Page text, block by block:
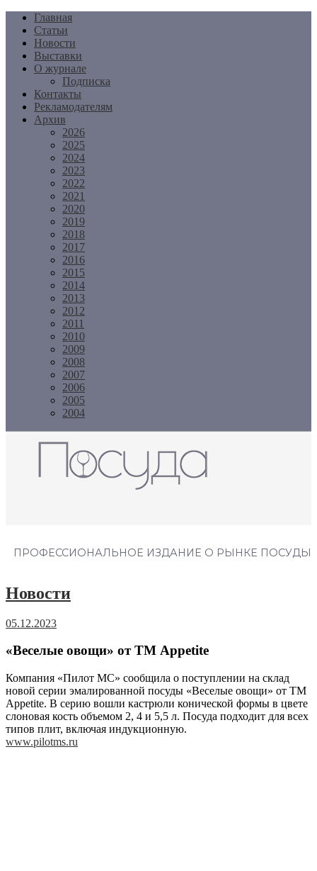
Перейти
содержимому
Главная
Статьи
Новости
Выставки
О журнале
Подписка
Контакты
Рекламодателям
Архив
2026
2025
2024
2023
2022
2021
2020
2019
2018
2017
2016
2015
2014
2013
2012
2011
2010
2009
2008
2007
2006
2005
2004
ПРОФЕССИОНАЛЬНОЕ ИЗДАНИЕ О РЫНКЕ ПОСУДЫ
Новости
05.12.2023
«Веселые овощи» от ТМ Appetite
Компания «Пилот МС» сообщила о поступлении на склад
новой серии эмалированной посуды «Веселые овощи» от ТМ
Appetite. В серию вошли кастрюли конической формы в цвете
слоновая кость объемом 2, 4 и 5,5 л. Посуда подходит для всех
типов плит, включая индукционную.
www.pilotms.ru